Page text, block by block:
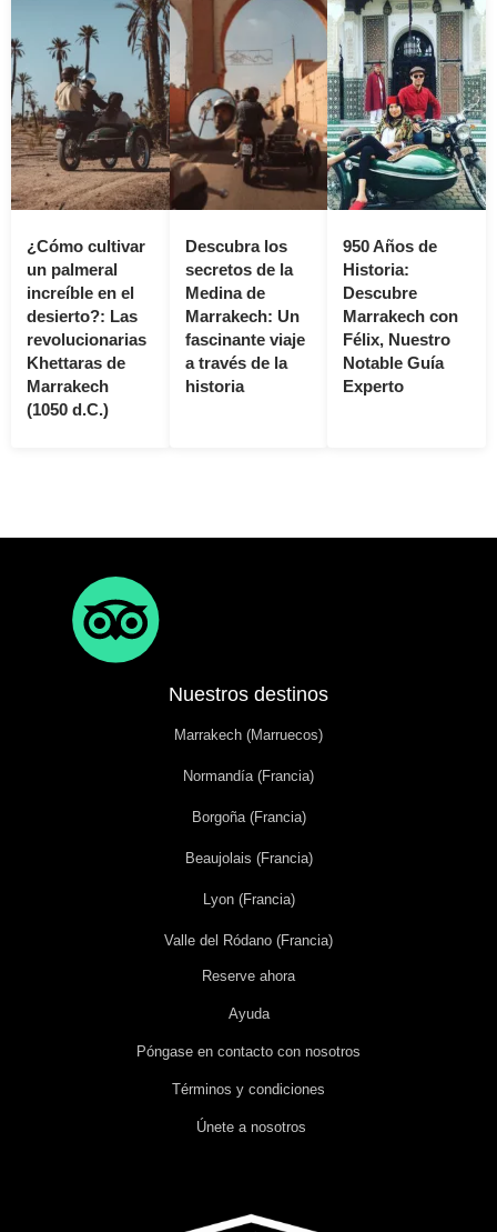
¿Cómo cultivar
un palmeral
increíble en el
desierto?: Las
revolucionarias
Khettaras de
Marrakech
(1050 d.C.)
Descubra los
secretos de la
Medina de
Marrakech: Un
fascinante viaje
a través de la
historia
950 Años de
Historia:
Descubre
Marrakech con
Félix, Nuestro
Notable Guía
Experto
Reserve ahora
Ayuda
Póngase en contacto con nosotros
Términos y condiciones
Únete a nosotros
Nuestros destinos
Marrakech (Marruecos)
Normandía (Francia)
Borgoña (Francia)
Beaujolais (Francia)
Lyon (Francia)
Valle del Ródano (Francia)